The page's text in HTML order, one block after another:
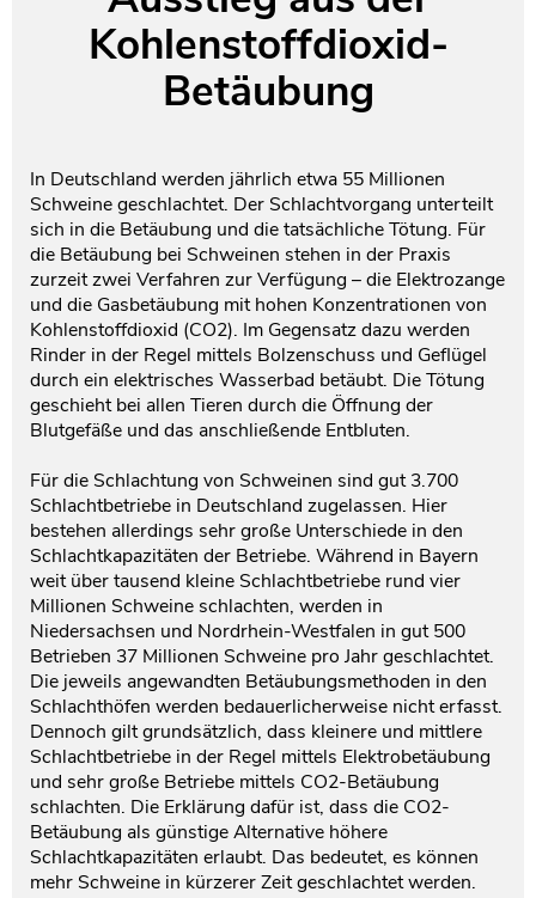
Kohlenstoffdioxid-
Betäubung
In Deutschland werden jährlich etwa 55 Millionen
Schweine geschlachtet. Der Schlachtvorgang unterteilt
sich in die Betäubung und die tatsächliche Tötung. Für
die Betäubung bei Schweinen stehen in der Praxis
zurzeit zwei Verfahren zur Verfügung – die Elektrozange
und die Gasbetäubung mit hohen Konzentrationen von
Kohlenstoffdioxid (CO2). Im Gegensatz dazu werden
Rinder in der Regel mittels Bolzenschuss und Geflügel
durch ein elektrisches Wasserbad betäubt. Die Tötung
geschieht bei allen Tieren durch die Öffnung der
Blutgefäße und das anschließende Entbluten.
Für die Schlachtung von Schweinen sind gut 3.700
Schlachtbetriebe in Deutschland zugelassen. Hier
bestehen allerdings sehr große Unterschiede in den
Schlachtkapazitäten der Betriebe. Während in Bayern
weit über tausend kleine Schlachtbetriebe rund vier
Millionen Schweine schlachten, werden in
Niedersachsen und Nordrhein-Westfalen in gut 500
Betrieben 37 Millionen Schweine pro Jahr geschlachtet.
Die jeweils angewandten Betäubungsmethoden in den
Schlachthöfen werden bedauerlicherweise nicht erfasst.
Dennoch gilt grundsätzlich, dass kleinere und mittlere
Schlachtbetriebe in der Regel mittels Elektrobetäubung
und sehr große Betriebe mittels CO2-Betäubung
schlachten. Die Erklärung dafür ist, dass die CO2-
Betäubung als günstige Alternative höhere
Schlachtkapazitäten erlaubt. Das bedeutet, es können
mehr Schweine in kürzerer Zeit geschlachtet werden.
Testament und Nachlass
Netzwerk- und Kooperationspartner